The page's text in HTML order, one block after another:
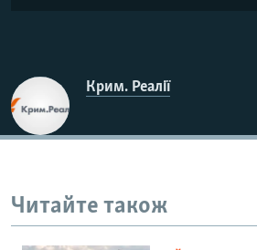
Крим. Реалії
Читайте також